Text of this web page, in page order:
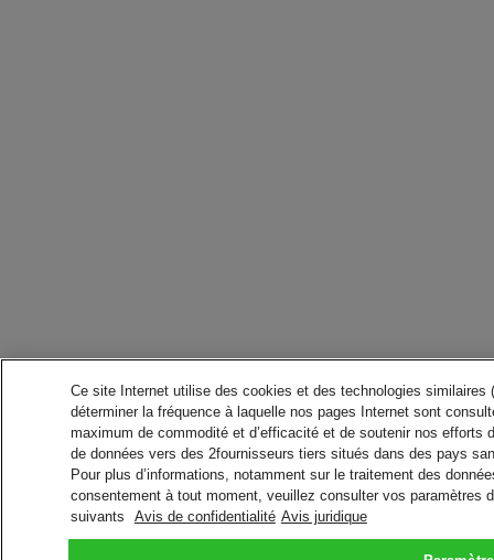
Ce site Internet utilise des cookies et des technologies
déterminer la fréquence à laquelle nos pages Internet sont
maximum de commodité et d’efficacité et de soutenir nos
de données vers des 2fournisseurs tiers situés dans des pays
Pour plus d’informations, notamment sur le traitement des
consentement à tout moment, veuillez consulter vos paramètres
suivants
Avis de confidentialité Avis juridique